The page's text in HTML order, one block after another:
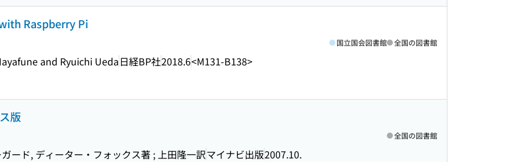
Raspberry Pi
and Ryuichi Ueda日経BP社2018.6<M131-B138>
国立国会図書館 全国の図書館
版
ード, ディーター・フォックス著 ; 上田隆一訳マイナビ出版2007.10.
全国の図書館